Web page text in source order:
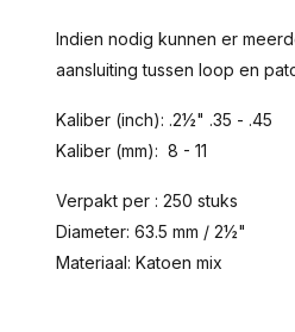
Indien nodig kunnen er
aansluiting tussen loop en
Kaliber (inch): .2½" .35 - .45
Kaliber (mm): 8 - 11
Verpakt per : 250 stuks
Diameter: 63.5 mm / 2½"
Materiaal: Katoen mix